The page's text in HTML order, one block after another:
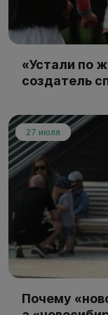
«Устали по
создатель
27 июля
Почему